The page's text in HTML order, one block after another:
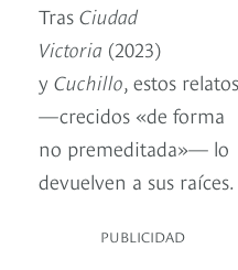
Tras Ciudad
Victoria (2023)
y Cuchillo, estos relatos
—crecidos «de forma
no premeditada»— lo
devuelven a sus raíces.
PUBLICIDAD